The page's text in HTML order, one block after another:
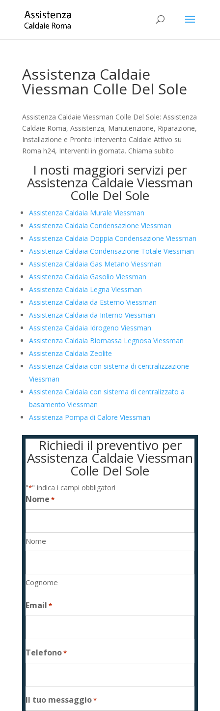
Assistenza Caldaie
Viessman Colle Del Sole
Assistenza Caldaie Viessman Colle Del Sole: Assistenza
Caldaie Roma, Assistenza, Manutenzione, Riparazione,
Installazione e Pronto Intervento Caldaie Attivo su
Roma h24, Interventi in giornata. Chiama subito
I nosti maggiori servizi per
Assistenza Caldaie Viessman
Colle Del Sole
Assistenza Caldaia Murale Viessman
Assistenza Caldaia Condensazione Viessman
Assistenza Caldaia Doppia Condensazione Viessman
Assistenza Caldaia Condensazione Totale Viessman
Assistenza Caldaia Gas Metano Viessman
Assistenza Caldaia Gasolio Viessman
Assistenza Caldaia Legna Viessman
Assistenza Caldaia da Esterno Viessman
Assistenza Caldaia da Interno Viessman
Assistenza Caldaia Idrogeno Viessman
Assistenza Caldaia Biomassa Legnosa Viessman
Assistenza Caldaia Zeolite
Assistenza Caldaia con sistema di centralizzazione
Viessman
Assistenza Caldaia con sistema di centralizzato a
basamento Viessman
Assistenza Pompa di Calore Viessman
Richiedi il preventivo per
Assistenza Caldaie Viessman
Colle Del Sole
"*" indica i campi obbligatori
Nome *
Nome
Cognome
Email *
Telefono*
Il tuo messaggio*